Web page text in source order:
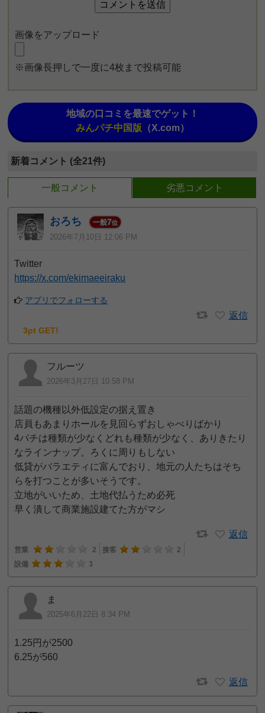
画像をアップロード
※画像長押しで一度に4枚まで投稿可能
地域の口コミを最速でゲット！
みんパチ中国版 （X.com）
新着コメント (全21件)
一般コメント 劣悪コメント
おろち 一般7位
2026年7月10日 12:06 PM
Twitter
https://x.com/ekimaeeiraku
アプリでフォローする
返信
3pt GET!
フルーツ
2026年3月27日 10:58 PM
話題の機種以外低設定の据え置き
店員もあまりホールを見回らずおしゃべりばかり
4パチは種類が少なくどれも種類が少なく、ありきたり
なラインナップ。ろくに周りもしない
低貸がバラエティに富んでおり、地元の人たちはそち
らを打つことが多いそうです。
立地がいいため、土地代払うため必死
早く潰して商業施設建てた方がマシ
返信
営業 2 接客
2
設備
3
ま
2025年6月22日 8:34 PM
1.25円が2500
6.25が560
返信